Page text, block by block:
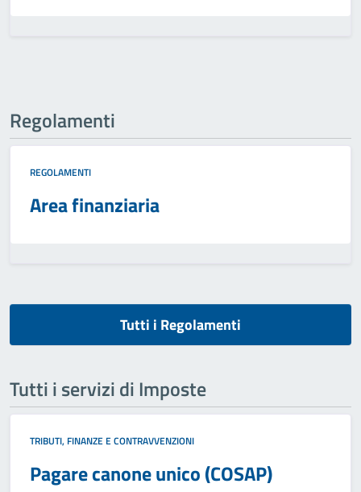
Regolamenti
REGOLAMENTI
Area finanziaria
Tutti i Regolamenti
Tutti i servizi di Imposte
TRIBUTI, FINANZE E CONTRAVVENZIONI
Pagare canone unico (COSAP)